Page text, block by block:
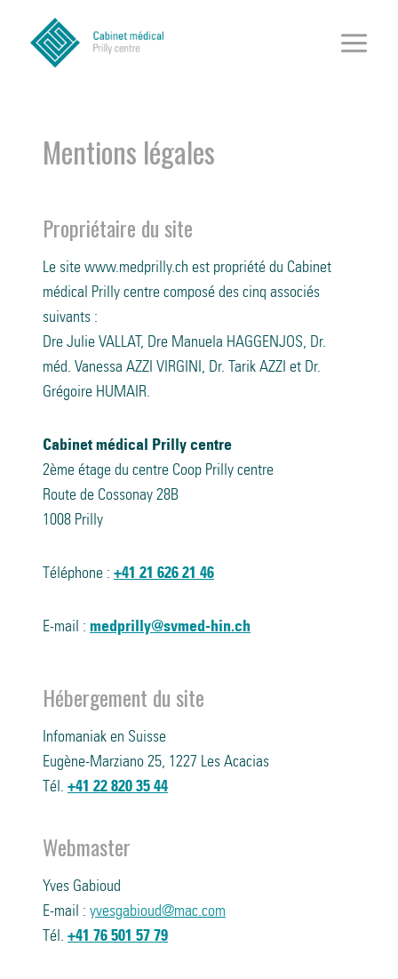
contenu
Mentions légales
Propriétaire du site
Le site www.medprilly.ch est propriété du Cabinet
médical Prilly centre composé des cinq associés
suivants :
Dre Julie VALLAT, Dre Manuela HAGGENJOS, Dr.
méd. Vanessa AZZI VIRGINI, Dr. Tarik AZZI et Dr.
Grégoire HUMAIR.
Cabinet médical Prilly centre
2ème étage du centre Coop Prilly centre
Route de Cossonay 28B
1008 Prilly
Téléphone : +41 21 626 21 46
E-mail : medprilly@svmed-hin.ch
Hébergement du site
Infomaniak en Suisse
Eugène-Marziano 25, 1227 Les Acacias
Tél. +41 22 820 35 44
Webmaster
Yves Gabioud
E-mail : yvesgabioud@mac.com
Tél. +41 76 501 57 79